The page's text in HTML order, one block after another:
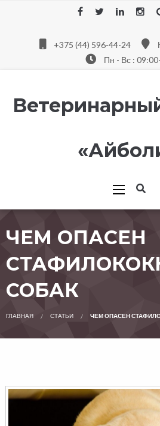
+375 (44) 596-44-24
Пн - Вс :
ЧЕМ ОПАСЕН
СОБАК
ГЛАВНАЯ СТАТЬИ ЧЕМ ОПАСЕН